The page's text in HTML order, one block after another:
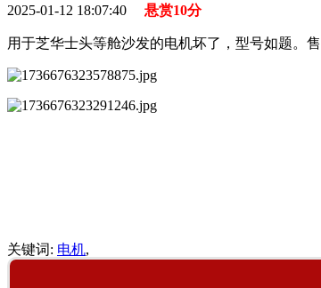
2025-01-12 18:07:40 悬赏10分
用于芝华士头等舱沙发的电机坏了，型号如题。
关键词: 电机,